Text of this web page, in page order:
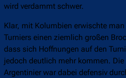
wird verdammt schwer.
Klar, mit Kolumbien erwischte
Turniers einen ziemlich großen
dass sich Hoffnungen auf den
jedoch deutlich mehr kommen.
Argentinier war dabei defensiv